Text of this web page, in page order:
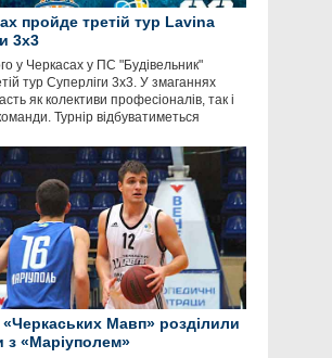
пройде третій тур Lavina
3х3
у Черкасах у ПС "Будівельник"
тур Суперліги 3х3. У змаганнях
як колективи професіоналів, так і
Турнір відбуватиметься
Мавп» розділили
з «Маріуполем»